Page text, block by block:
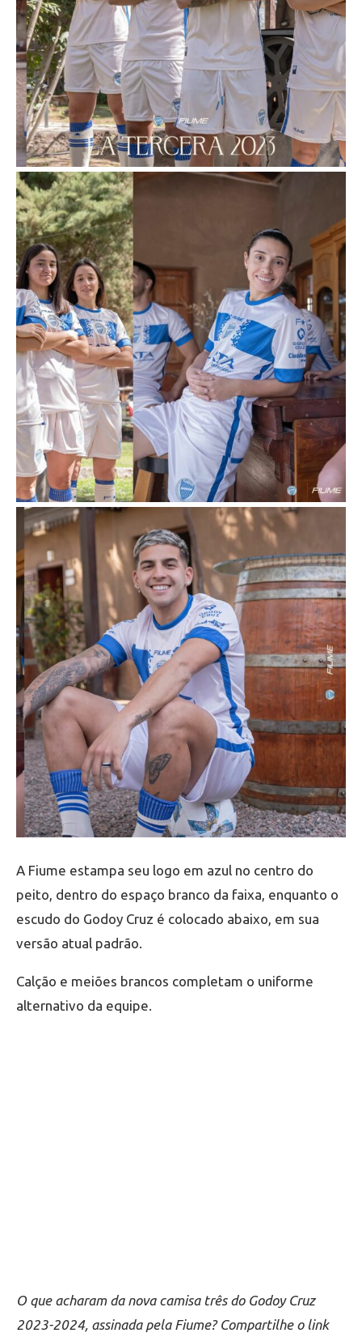
A Fiume estampa seu logo em azul no centro do
peito, dentro do espaço branco da faixa, enquanto o
escudo do Godoy Cruz é colocado abaixo, em sua
versão atual padrão.
Calção e meiões brancos completam o uniforme
alternativo da equipe.
O que acharam da nova camisa três do Godoy Cruz
2023-2024, assinada pela Fiume? Compartilhe o link